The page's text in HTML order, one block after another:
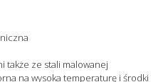
także ze stali malowanej
na wysoka temperaturę i środki